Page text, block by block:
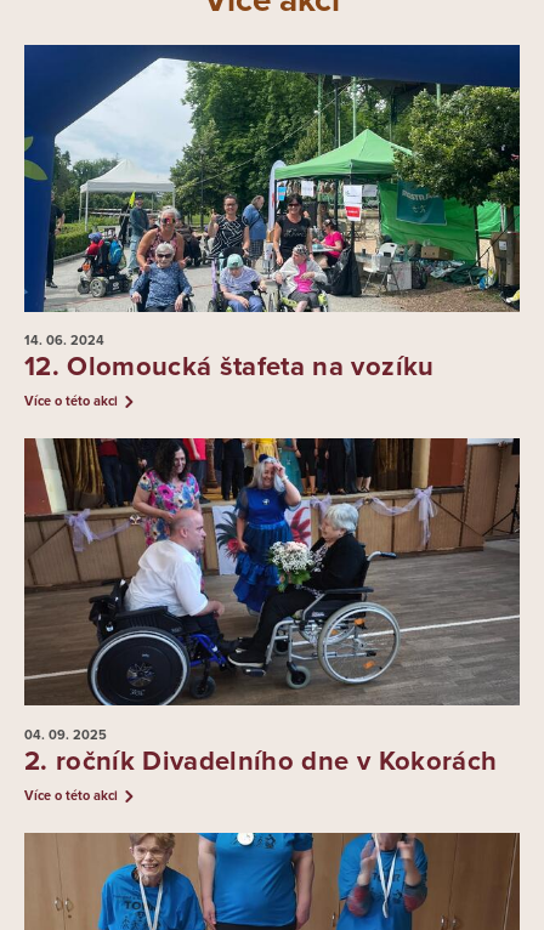
14. 06. 2024
12. Olomoucká štafeta na vozíku
Více o této akci
04. 09. 2025
2. ročník Divadelního dne v Kokorách
Více o této akci